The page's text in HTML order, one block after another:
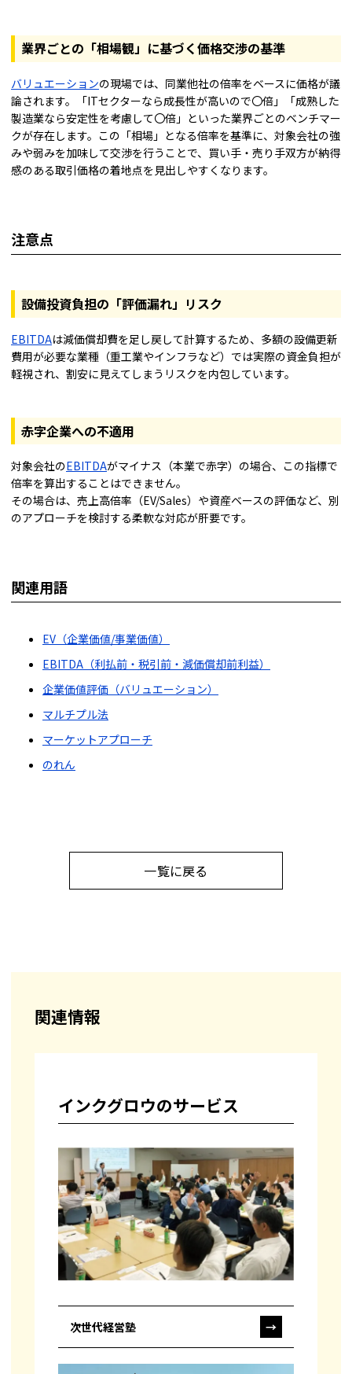
業界ごとの「相場観」に基づく価格交渉の基準
バリュエーションの現場では、同業他社の倍率をベースに価格が議
論されます。「ITセクターなら成長性が高いので〇倍」「成熟した
製造業なら安定性を考慮して〇倍」といった業界ごとのベンチマー
クが存在します。この「相場」となる倍率を基準に、対象会社の強
みや弱みを加味して交渉を行うことで、買い手・売り手双方が納得
感のある取引価格の着地点を見出しやすくなります。
注意点
設備投資負担の「評価漏れ」リスク
EBITDAは減価償却費を足し戻して計算するため、多額の設備更新
費用が必要な業種（重工業やインフラなど）では実際の資金負担が
軽視され、割安に見えてしまうリスクを内包しています。
赤字企業への不適用
対象会社のEBITDAがマイナス（本業で赤字）の場合、この指標で
倍率を算出することはできません。
その場合は、売上高倍率（EV/Sales）や資産ベースの評価など、別
のアプローチを検討する柔軟な対応が肝要です。
関連用語
EV（企業価値/事業価値）
EBITDA（利払前・税引前・減価償却前利益）
企業価値評価（バリュエーション）
マルチプル法
マーケットアプローチ
のれん
一覧に戻る
関連情報
インクグロウのサービス
次世代経営塾 →